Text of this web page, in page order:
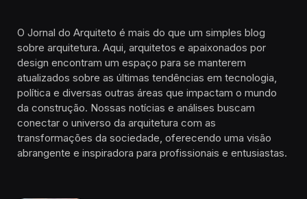
O Jornal do Arquiteto é mais do que um simples blog
sobre arquitetura. Aqui, arquitetos e apaixonados por
design encontram um espaço para se manterem
atualizados sobre as últimas tendências em tecnologia,
política e diversas outras áreas que impactam o mundo
da construção. Nossas notícias e análises buscam
conectar o universo da arquitetura com as
transformações da sociedade, oferecendo uma visão
abrangente e inspiradora para profissionais e entusiastas.